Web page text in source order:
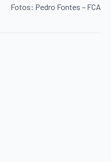
Fotos: Pedro Fontes – FCA